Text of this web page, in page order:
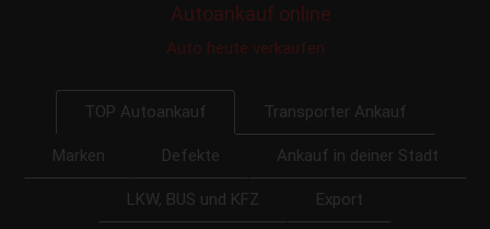
Autoankauf online
Auto heute verkaufen
TOP Autoankauf Transporter Ankauf
Marken Defekte Ankauf in deiner Stadt
LKW, BUS und KFZ Export